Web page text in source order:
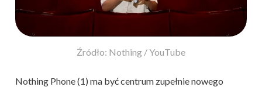
Źródło: Nothing / YouTube
Nothing Phone (1) ma być centrum zupełnie nowego